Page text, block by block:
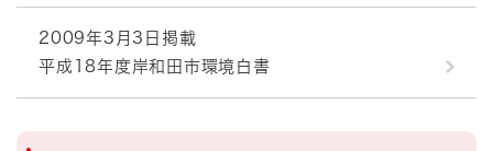
2009年3月3日掲載
平成18年度岸和田市環境白書